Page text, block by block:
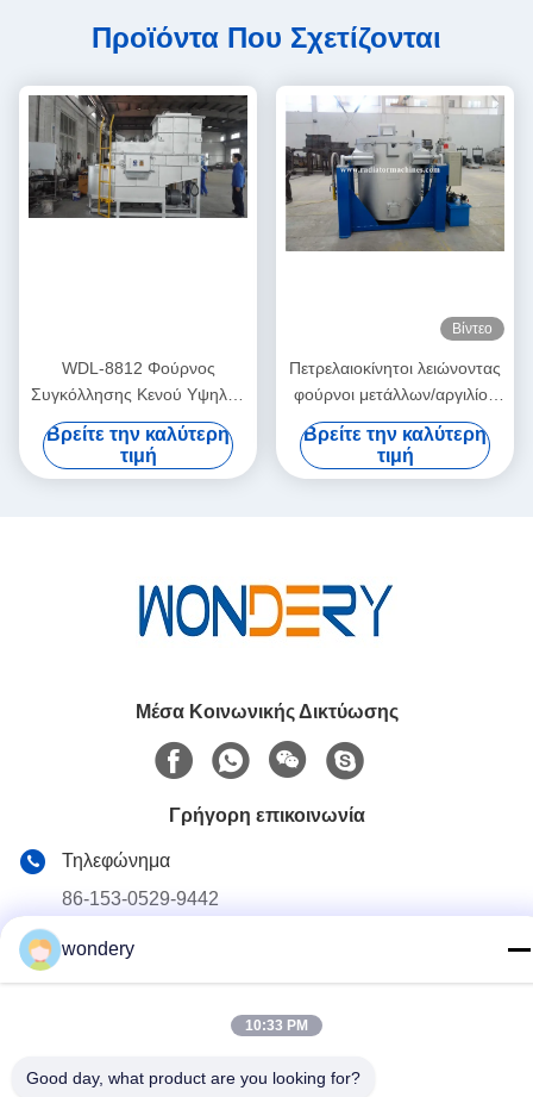
Προϊόντα Που Σχετίζονται
WDL-8812 Φούρνος
Συγκόλλησης Κενού Υψηλής
Θερμοκρασίας με Γραφίτη
Θέρμανσης – WUXI
WONDERY
Βρείτε την καλύτερη
τιμή
Βίντεο
Πετρελαιοκίνητοι λειώνοντας
φούρνοι μετάλλων/αργιλίου
με το καίγοντας σύστημα
350KG σωλήνων
Βρείτε την καλύτερη
τιμή
Μέσα Κοινωνικής Δικτύωσης
Γρήγορη επικοινωνία
Τηλεφώνημα
86-153-0529-9442
Ηλεκτρονικό
ruth@wondery.cn
Κίνα
wondery
10:33 PM
Good day, what product are you looking for?